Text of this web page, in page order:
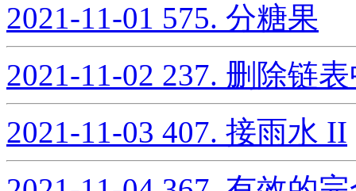
2021-11-01 575. 分糖果
2021-11-02 237. 删除链
2021-11-03 407. 接雨水 II